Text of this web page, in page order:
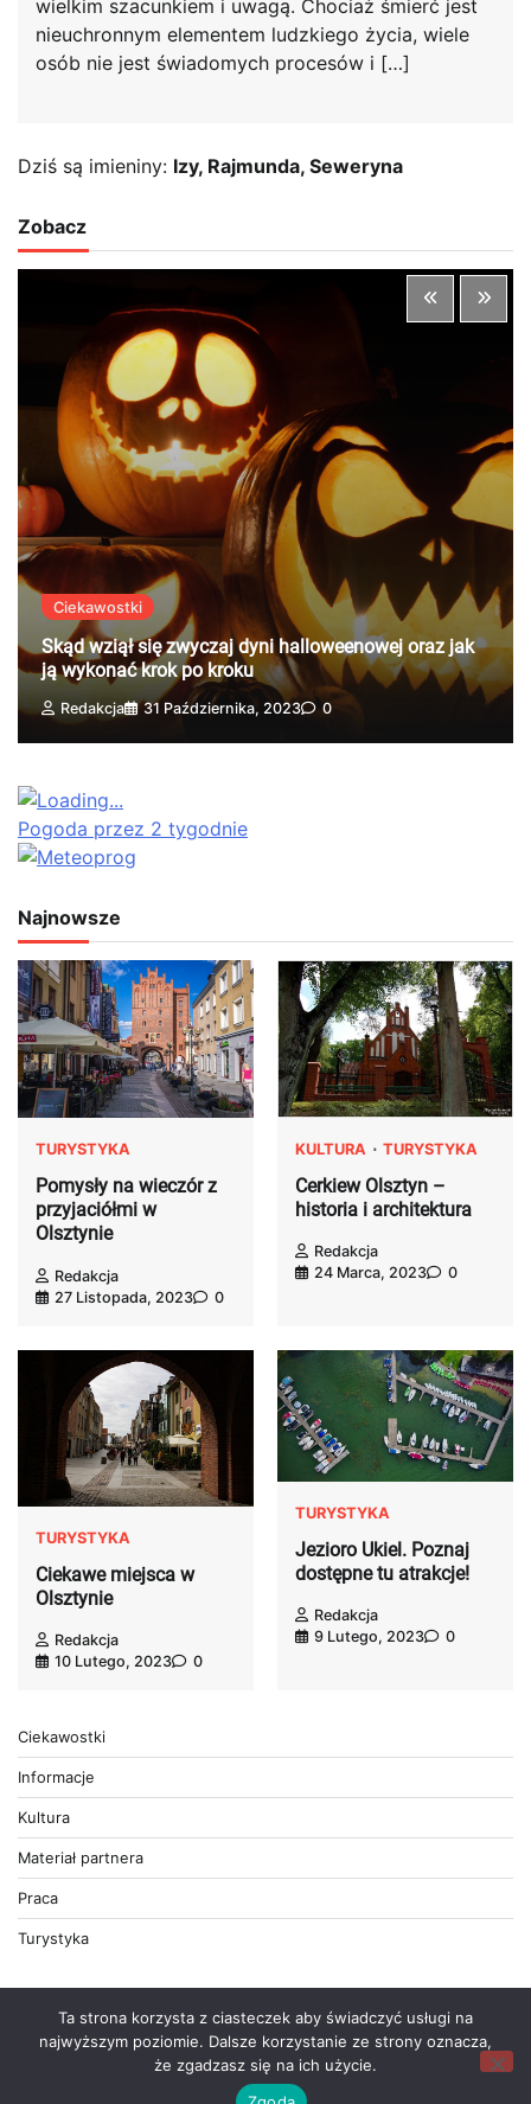
wielkim szacunkiem i uwagą. Chociaż śmierć jest
nieuchronnym elementem ludzkiego życia, wiele
osób nie jest świadomych procesów i […]
Dziś są imieniny: Izy, Rajmunda, Seweryna
Zobacz
Ciekawostki
Skąd wziął się zwyczaj dyni halloweenowej oraz jak
ją wykonać krok po kroku
Redakcja 31 Października, 2023 0
Pogoda przez 2 tygodnie
Najnowsze
TURYSTYKA
Pomysły na wieczór z
przyjaciółmi w
Olsztynie
Redakcja
27 Listopada, 2023
0
KULTURA TURYSTYKA
Cerkiew Olsztyn –
historia i architektura
Redakcja
24 Marca, 2023
0
TURYSTYKA
Ciekawe miejsca w
Olsztynie
Redakcja
10 Lutego, 2023
0
TURYSTYKA
Jezioro Ukiel. Poznaj
dostępne tu atrakcje!
Redakcja
9 Lutego, 2023
0
Ciekawostki
Informacje
Kultura
Materiał partnera
Praca
Turystyka
Wszystkie prawa zastrzeżone © 2026Wiadomości
Ta strona korzysta z ciasteczek aby świadczyć usługi na
najwyższym poziomie. Dalsze korzystanie ze strony oznacza,
że zgadzasz się na ich użycie.